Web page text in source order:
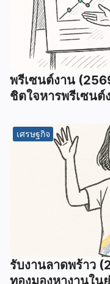
พรีเซนต์งาน
ชิตใจหารพรีเซนต์
เศรษฐกิจ
รับงานลาดพร้าว